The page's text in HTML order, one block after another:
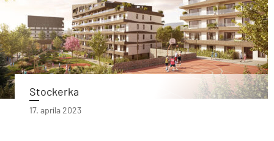
Stockerka
17. apríla 2023